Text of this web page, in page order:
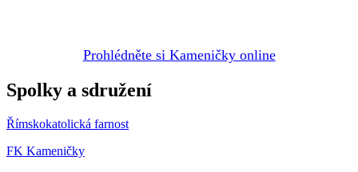
Prohlédněte si Kameničky online
Spolky a sdružení
Římskokatolická farnost
FK Kameničky